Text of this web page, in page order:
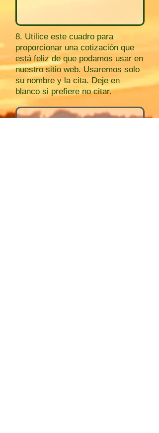
8. Utilice este cuadro para
proporcionar una cotización que
está feliz de que podamos usar en
nuestro sitio web. Usaremos solo
su nombre y la cita. Deje en
blanco si prefiere no citar.